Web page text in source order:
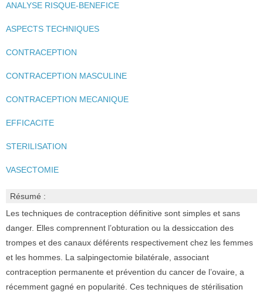
ANALYSE RISQUE-BENEFICE
ASPECTS TECHNIQUES
CONTRACEPTION
CONTRACEPTION MASCULINE
CONTRACEPTION MECANIQUE
EFFICACITE
STERILISATION
VASECTOMIE
Résumé :
Les techniques de contraception définitive sont simples et sans
danger. Elles comprennent l’obturation ou la dessiccation des
trompes et des canaux déférents respectivement chez les femmes
et les hommes. La salpingectomie bilatérale, associant
contraception permanente et prévention du cancer de l’ovaire, a
récemment gagné en popularité. Ces techniques de stérilisation